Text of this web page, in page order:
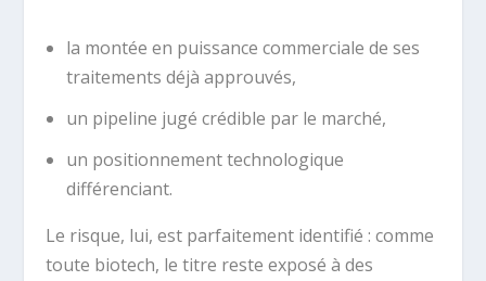
la montée en puissance commerciale de ses
traitements déjà approuvés,
un pipeline jugé crédible par le marché,
un positionnement technologique
différenciant.
Le risque, lui, est parfaitement identifié : comme
toute biotech, le titre reste exposé à des